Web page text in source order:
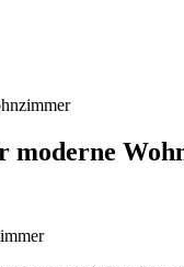
moderne